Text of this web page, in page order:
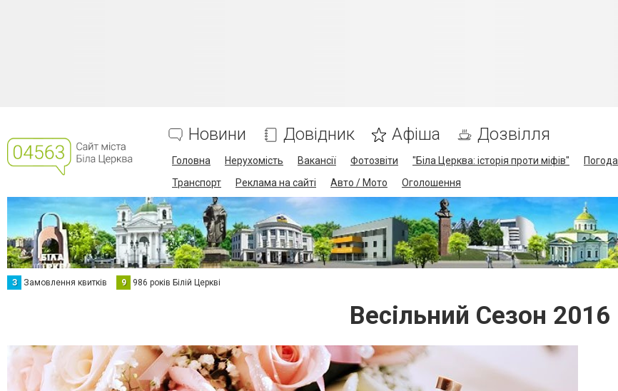
Новини Довідник Афіша Дозвілля
Головна Нерухомість Вакансії Фотозвіти "Біла Церква: історія проти міфів" Погода
Транспорт
Реклама на сайті Авто / Мото Оголошення
З Замовлення квитків 9 986 років Білій Церкві
Весільний Сезон 2016